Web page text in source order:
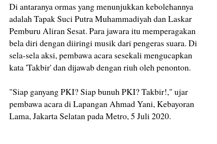
Di antaranya ormas yang menunjukkan kebolehannya
adalah Tapak Suci Putra Muhammadiyah dan Laskar
Pemburu Aliran Sesat. Para jawara itu memperagakan
bela diri dengan diiringi musik dari pengeras suara. Di
sela-sela aksi, pembawa acara sesekali mengucapkan
kata 'Takbir' dan dijawab dengan riuh oleh penonton.
"Siap ganyang PKI? Siap bunuh PKI? Takbir!," ujar
pembawa acara di Lapangan Ahmad Yani, Kebayoran
Lama, Jakarta Selatan pada Metro, 5 Juli 2020.